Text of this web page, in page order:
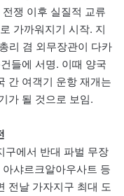
쟁 이후 실질적 교류
가까워지기 시작. 지
리 겸 외무장관이 다카
들에 서명. 이때 양국
간 여객기 운항 재개는
가 될 것으로 보임.
구에서 반대 파벌 무장
샤르크알아우사트 등
전날 가자지구 최대 도